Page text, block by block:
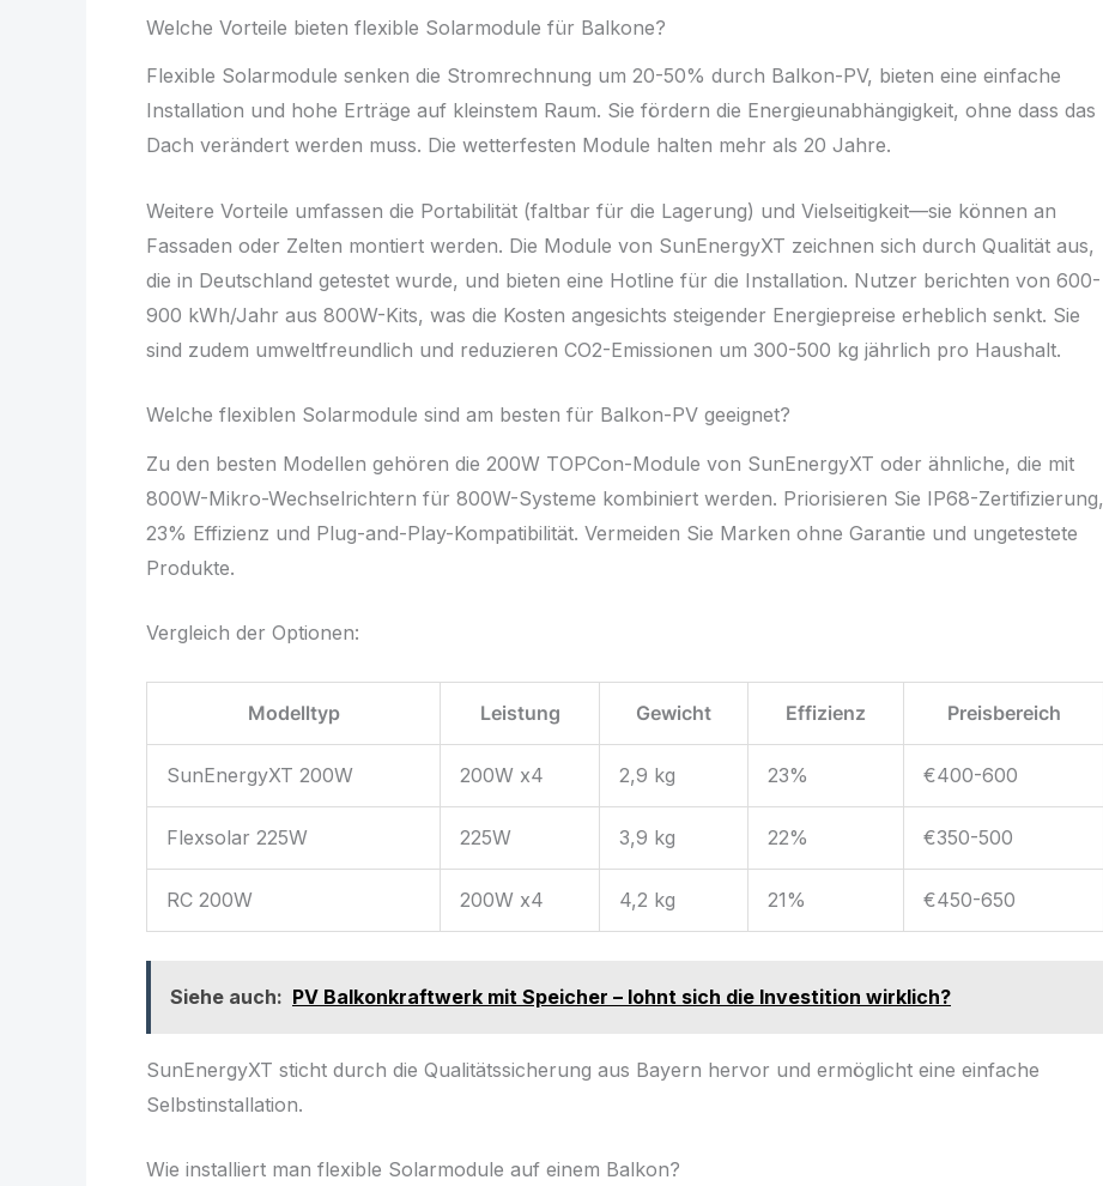
Welche Vorteile bieten flexible Solarmodule für Balkone?
Flexible Solarmodule senken die Stromrechnung um 20-50% durch Balkon-PV, bieten eine einfache
Installation und hohe Erträge auf kleinstem Raum. Sie fördern die Energieunabhängigkeit, ohne dass das
Dach verändert werden muss. Die wetterfesten Module halten mehr als 20 Jahre.
Weitere Vorteile umfassen die Portabilität (faltbar für die Lagerung) und Vielseitigkeit—sie können an
Fassaden oder Zelten montiert werden. Die Module von SunEnergyXT zeichnen sich durch Qualität aus,
die in Deutschland getestet wurde, und bieten eine Hotline für die Installation. Nutzer berichten von 600-
900 kWh/Jahr aus 800W-Kits, was die Kosten angesichts steigender Energiepreise erheblich senkt. Sie
sind zudem umweltfreundlich und reduzieren CO2-Emissionen um 300-500 kg jährlich pro Haushalt.
Welche flexiblen Solarmodule sind am besten für Balkon-PV geeignet?
Zu den besten Modellen gehören die 200W TOPCon-Module von SunEnergyXT oder ähnliche, die mit
800W-Mikro-Wechselrichtern für 800W-Systeme kombiniert werden. Priorisieren Sie IP68-Zertifizierung,
23% Effizienz und Plug-and-Play-Kompatibilität. Vermeiden Sie Marken ohne Garantie und ungetestete
Produkte.
Vergleich der Optionen:
Modelltyp Leistung Gewicht Effizienz Preisbereich
SunEnergyXT 200W 200W x4 2,9 kg 23% €400-600
Flexsolar 225W 225W 3,9 kg 22% €350-500
RC 200W 200W x4 4,2 kg 21% €450-650
Siehe auch: PV Balkonkraftwerk mit Speicher – lohnt sich die Investition wirklich?
SunEnergyXT sticht durch die Qualitätssicherung aus Bayern hervor und ermöglicht eine einfache
Selbstinstallation.
Wie installiert man flexible Solarmodule auf einem Balkon?